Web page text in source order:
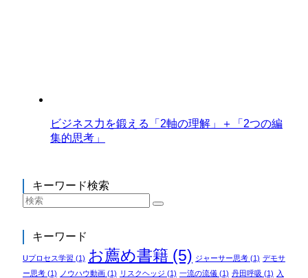
ビジネス力を鍛える「2軸の理解」＋「2つの編
集的思考」
キーワード検索
キーワード
Uプロセス学習 (1) お薦め書籍 (5) ジャーサー思考(1) デモサ
ー思考(1) ノウハウ動画(1) リスクヘッジ (1) 一流の流儀(1) 丹田呼吸 (1) 入